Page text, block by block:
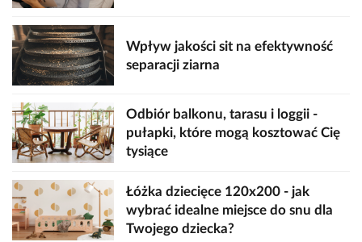
Wpływ jakości sit na efektywność
separacji ziarna
Odbiór balkonu, tarasu i loggii -
pułapki, które mogą kosztować Cię
tysiące
Łóżka dziecięce 120x200 - jak
wybrać idealne miejsce do snu dla
Twojego dziecka?